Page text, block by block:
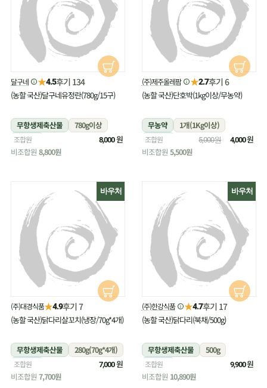
(주)제주올레팜 ★2.7후기 6
(농할 국산)단호박(1kg이상/무농약)
무농약
1개(1Kg이상)
냉장
조합원 5,000원 4,000원
비조합원 5,500원
달구네 ★4.5후기 134
(농할 국산)달구네유정란(780g/15구)
무항생제축산물
780g이상
냉장
조합원 8,000원
비조합원 8,800원
바우처
(주)한강식품 ★4.7후기 17
(농할 국산)닭다리(북채/500g)
무항생제축산물
500g
냉장
조합원 9,900원
비조합원 10,890원
바우처
(주)대경식품★4.9후기 7
(농할 국산)닭다리살꼬치(냉장/70g*4개)
무항생제축산물
280g(70g*4개)
냉장
조합원 7,000원
비조합원 7,700원